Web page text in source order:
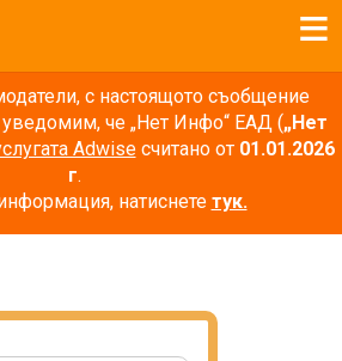
с настоящото съобщение
че „Нет Инфо“ ЕАД („Нет
Adwiseсчитано от 01.01.2026
г.
натиснете тук.